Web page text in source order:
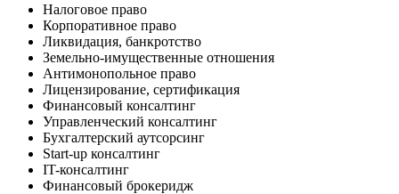
Налоговое право
Корпоративное право
Ликвидация, банкротство
Земельно-имущественные отношения
Антимонопольное право
Лицензирование, сертификация
Финансовый консалтинг
Управленческий консалтинг
Бухгалтерский аутсорсинг
Start-up консалтинг
IT-консалтинг
Финансовый брокеридж